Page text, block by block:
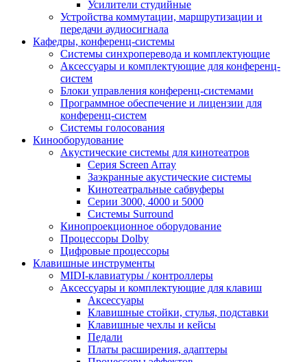
Усилители студийные
Устройства коммутации, маршрутизации и
передачи аудиосигнала
Кафедры, конференц-системы
Cистемы синхроперевода и комплектующие
Аксессуары и комплектующие для конференц-
систем
Блоки управления конференц-системами
Программное обеспечение и лицензии для
конференц-систем
Системы голосования
Кинооборудование
Акустические системы для кинотеатров
Cерия Screen Array
Заэкранные акустические системы
Кинотеатральные сабвуферы
Серии 3000, 4000 и 5000
Системы Surround
Кинопроекционное оборудование
Процессоры Dolby
Цифровые процессоры
Клавишные инструменты
MIDI-клавиатуры / контроллеры
Аксессуары и комплектующие для клавиш
Аксессуары
Клавишные стойки, стулья, подставки
Клавишные чехлы и кейсы
Педали
Платы расширения, адаптеры